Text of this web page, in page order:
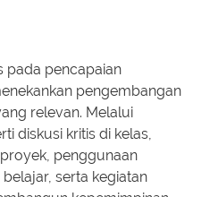
pada pencapaian
pengembangan
relevan. Melalui
diskusi kritis di kelas,
penggunaan
serta kegiatan